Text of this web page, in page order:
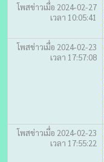
โพสข่าวเมื่อ 2024-02-27
เวลา 10:05:41
โพสข่าวเมื่อ 2024-02-23
เวลา 17:57:08
โพสข่าวเมื่อ 2024-02-23
เวลา 17:55:22